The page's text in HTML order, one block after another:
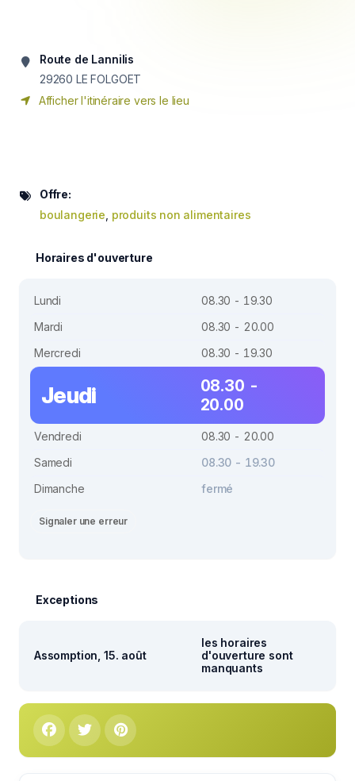
Route de Lannilis
29260 LE FOLGOET
Afficher l'itinéraire vers le lieu
Offre:
boulangerie produits non alimentaires
Horaires d'ouverture
Lundi
08.30 - 19.30
Mardi
08.30 - 20.00
Mercredi
08.30 - 19.30
Jeudi
08.30 -
20.00
Vendredi
08.30 - 20.00
Samedi
08.30 - 19.30
Dimanche
fermé
Signaler une erreur
Exceptions
Assomption, 15. août
les horaires
d'ouverture sont
manquants